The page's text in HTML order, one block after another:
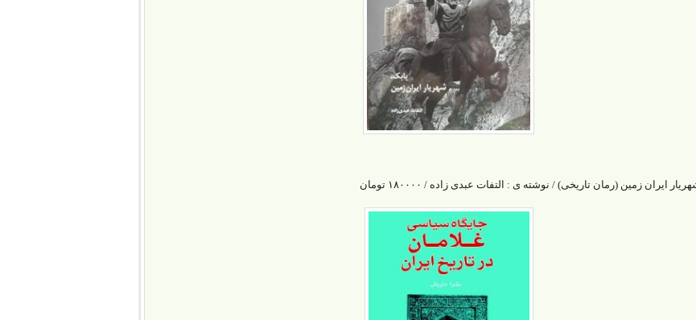
ایران زمین (رمان تاریخی) / نوشته ی : التفات عبدی زاده / ۱۸۰۰۰۰ تومان